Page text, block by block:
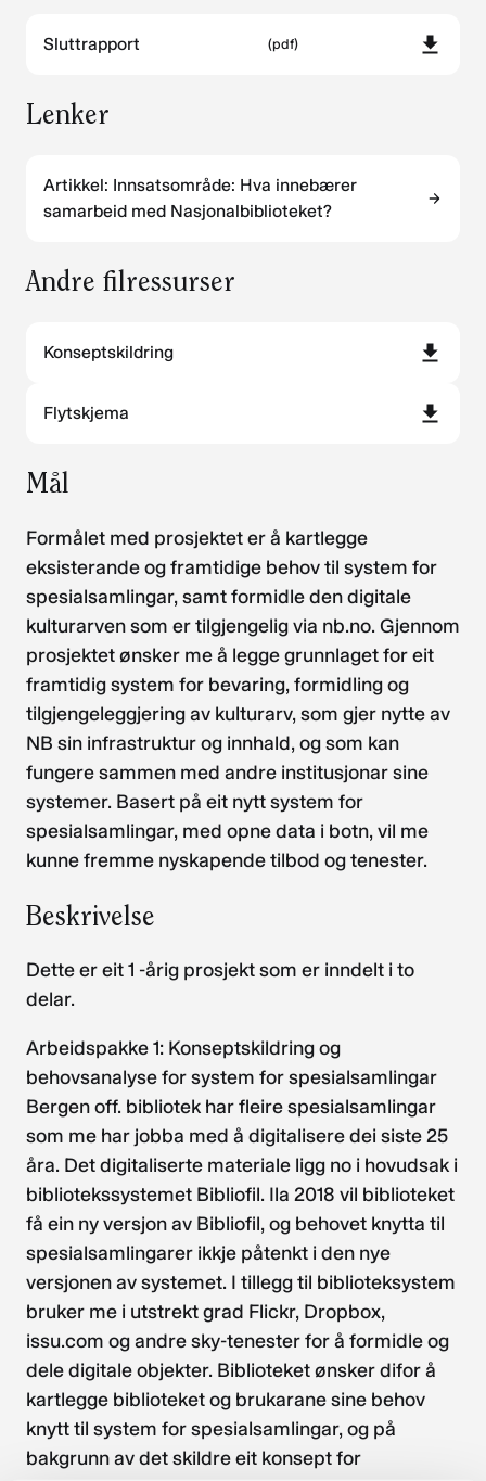
Sluttrapport (pdf)
Lenker
Artikkel: Innsatsområde: Hva innebærer
samarbeid med Nasjonalbiblioteket?
Andre filressurser
Konseptskildring
Flytskjema
Mål
Formålet med prosjektet er å kartlegge
eksisterande og framtidige behov til system for
spesialsamlingar, samt formidle den digitale
kulturarven som er tilgjengelig via nb.no. Gjennom
prosjektet ønsker me å legge grunnlaget for eit
framtidig system for bevaring, formidling og
tilgjengeleggjering av kulturarv, som gjer nytte av
NB sin infrastruktur og innhald, og som kan
fungere sammen med andre institusjonar sine
systemer. Basert på eit nytt system for
spesialsamlingar, med opne data i botn, vil me
kunne fremme nyskapende tilbod og tenester.
Beskrivelse
Dette er eit 1 -årig prosjekt som er inndelt i to
delar.
Arbeidspakke 1: Konseptskildring og
behovsanalyse for system for spesialsamlingar
Bergen off. bibliotek har fleire spesialsamlingar
som me har jobba med å digitalisere dei siste 25
åra. Det digitaliserte materiale ligg no i hovudsak i
bibliotekssystemet Bibliofil. Ila 2018 vil biblioteket
få ein ny versjon av Bibliofil, og behovet knytta til
spesialsamlingarer ikkje påtenkt i den nye
versjonen av systemet. I tillegg til biblioteksystem
bruker me i utstrekt grad Flickr, Dropbox,
issu.com og andre sky-tenester for å formidle og
dele digitale objekter. Biblioteket ønsker difor å
kartlegge biblioteket og brukarane sine behov
knytt til system for spesialsamlingar, og på
bakgrunn av det skildre eit konsept for